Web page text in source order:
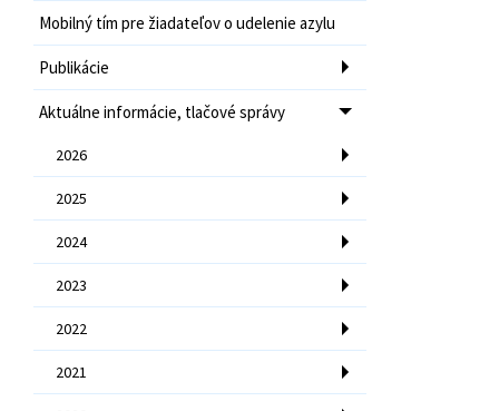
Mobilný tím pre žiadateľov o udelenie azylu
Publikácie
Aktuálne informácie, tlačové správy
2026
2025
2024
2023
2022
2021